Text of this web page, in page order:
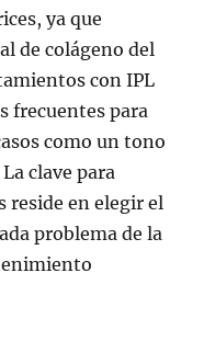
ya que
de colágeno del
con IPL
frecuentes para
como un tono
clave para
reside en elegir el
problema de la